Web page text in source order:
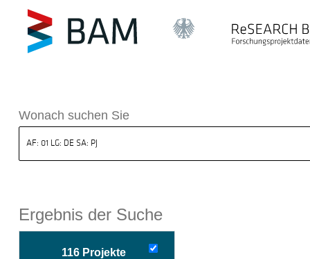
BAM
Wonach suchen Sie
Ergebnis der Suche
116 Projekte